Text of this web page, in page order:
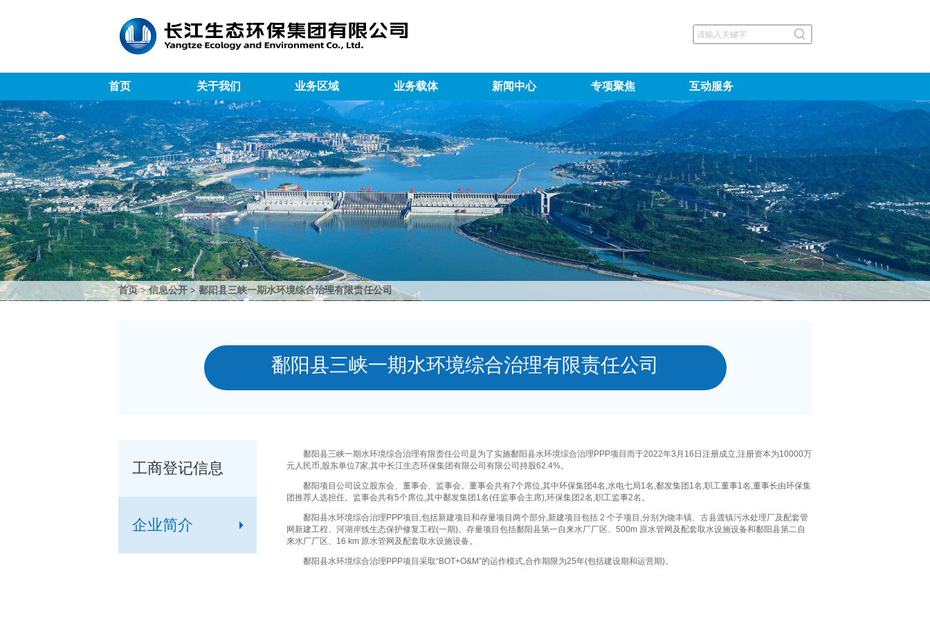
首页 关于我们 业务区域 业务载体 新闻中心 专项聚焦 互动服务
首页 > 信息公开 > 鄱阳县三峡一期水环境综合治理有限责任公司
鄱阳县三峡一期水环境综合治理有限责任公司
工商登记信息
企业简介
鄱阳县三峡一期水环境综合治理有限责任公司是为了实施鄱阳县水环境综合治理PPP项目而于2022年3 月 16 日注册成立,注册资本为10000万
元人民币,股东单位7家,其中长江生态环保集团有限公司有限公司持股62.4%。
鄱阳项目公司设立股东会、董事会、监事会。董事会共有7个席位,其中环保集团4名,水电七局1名,鄱发集团1名,职工董事1名,董事长由环保集
团推荐人选担任。监事会共有5个席位,其中鄱发集团1名(任监事会主席),环保集团2名,职工监事2名。
鄱阳县水环境综合治理PPP项目,包括新建项目和存量项目两个部分,新建项目包括 2 个子项目,分别为饶丰镇、古县渡镇污水处理厂及配套管
网新建工程、河湖岸线生态保护修复工程(一期)。存量项目包括鄱阳县第一自来水厂厂区、500m 原水管网及配套取水设施设备和鄱阳县第二自
来水厂厂区、16 km 原水管网及配套取水设施设备。
鄱阳县水环境综合治理PPP项目采取“BOT+O&M”的运作模式,合作期限为25年(包括建设期和运营期)。